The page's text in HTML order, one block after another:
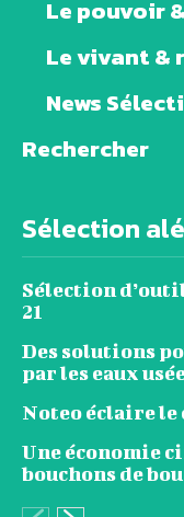
Le pouvoir
Le vivant &
News
Rechercher
Sélection
Sélection
21
Des solutions
par les eaux
Noteo éclaire le
Une économie
bouchons de